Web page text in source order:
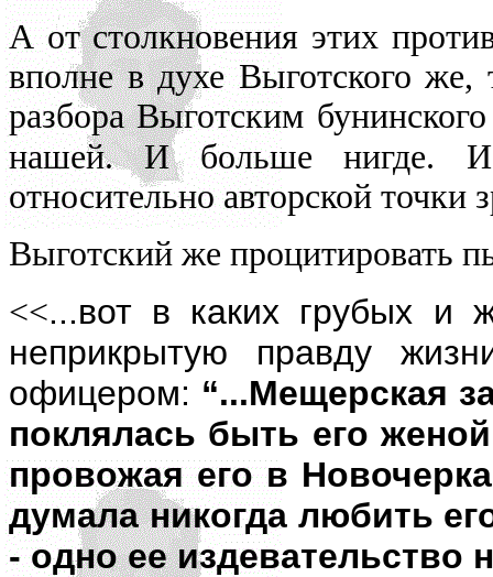
А от столкновения этих
вполне в духе Выготского
разбора Выготским
нашей. И больше нигде.
относительно авторской точки
Выготский же процитировать
<<...вот в каких грубых и
неприкрытую правду
офицером: “...Мещерская
поклялась быть его
провожая его в
думала никогда любить
- одно ее издевательство